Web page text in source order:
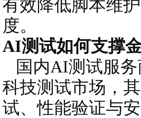
有效降低脚本维
度。
AI测试如何支撑
国内AI测试服务
科技测试市场，
试、性能验证与